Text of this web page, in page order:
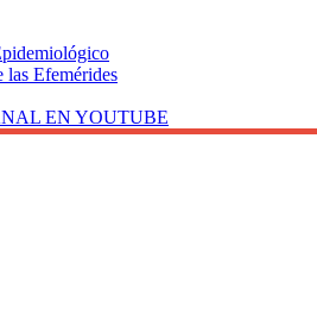
las Efemérides
EN YOUTUBE